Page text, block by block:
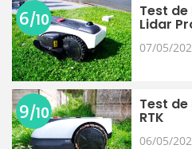
Test de
Lidar
07/05/
6/10
Test de
RTK
06/05/
9/10